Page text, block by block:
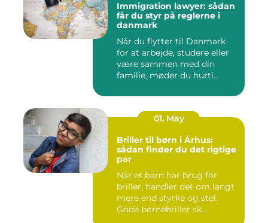
Immigration lawyer: sådan
får du styr på reglerne i
danmark
Når du flytter til Danmark
for at arbejde, studere eller
være sammen med din
familie, møder du hurti...
01. May
Briller til børn i Århus:
sådan finder du det rigtige
par
Når et barn har brug for
briller, handler det om langt
mere end styrke og stel.
Gode børnebriller sk...